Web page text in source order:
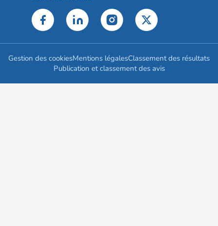
Gestion des cookiesMentions légalesClassement des résultats
Publication et classement des avis